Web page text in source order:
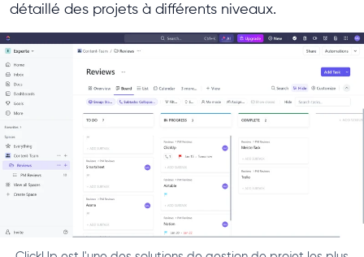
détaillé des projets à différents niveaux.